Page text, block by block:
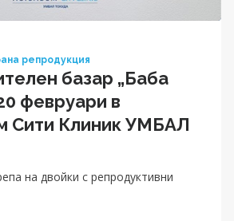
репродукция
базар „Баба
февруари в
Сити Клиник УМБАЛ
на двойки с репродуктивни